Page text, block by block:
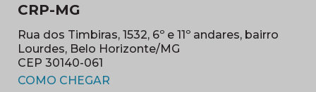
CRP-MG
Rua dos Timbiras, 1532, 6º e 11º andares, bairro
Lourdes, Belo Horizonte/MG
CEP 30140-061
COMO CHEGAR